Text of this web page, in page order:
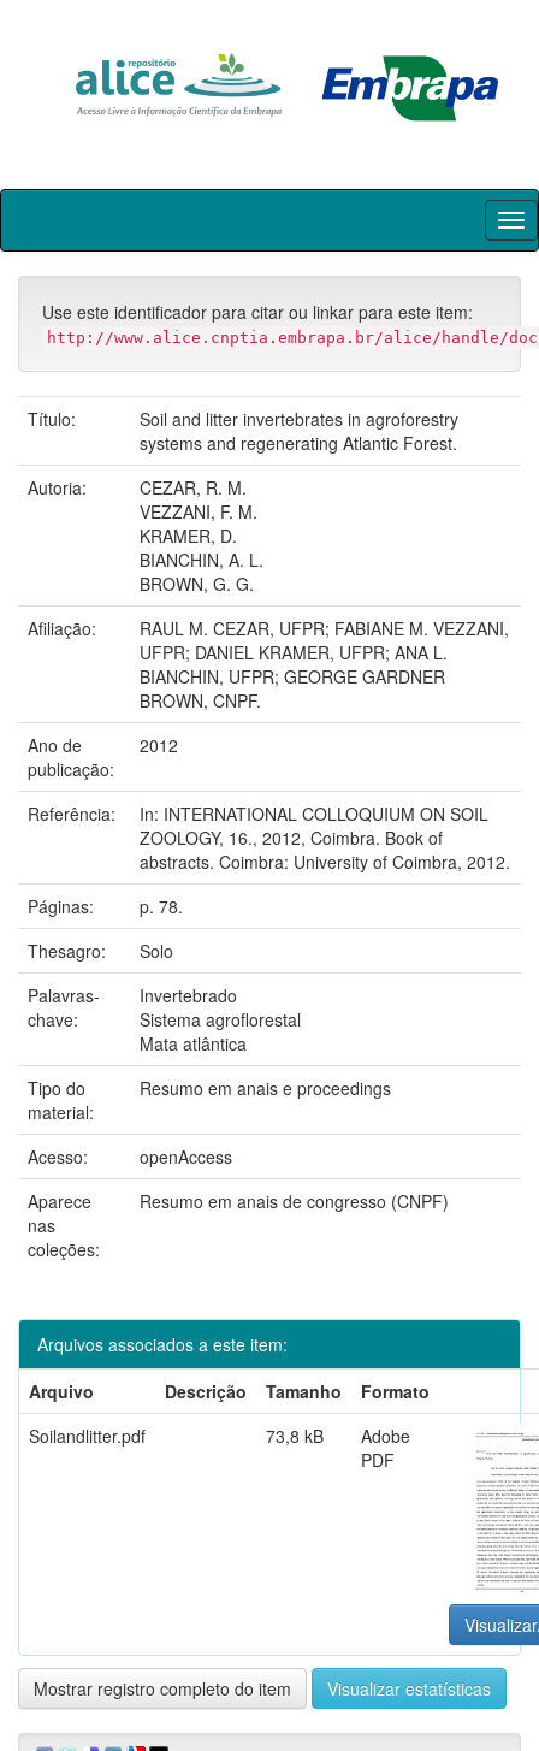
Skip
Use este identificador para citar ou linkar para este item:
http://www.alice.cnptia.embrapa.br/alice/handle/
Título:
Soil and litter invertebrates in agroforestry
systems and regenerating Atlantic Forest.
Autoria:
CEZAR, R. M.
VEZZANI, F. M.
KRAMER, D.
BIANCHIN, A. L.
BROWN, G. G.
Afiliação:
RAUL M. CEZAR, UFPR; FABIANE M. VEZZANI,
UFPR; DANIEL KRAMER, UFPR; ANA L.
BIANCHIN, UFPR; GEORGE GARDNER
BROWN, CNPF.
Ano de
publicação:
2012
Referência:
In: INTERNATIONAL COLLOQUIUM ON SOIL
ZOOLOGY, 16., 2012, Coimbra. Book of
abstracts. Coimbra: University of Coimbra, 2012.
Páginas:
p. 78.
Thesagro:
Solo
Palavras-
chave:
Invertebrado
Sistema agroflorestal
Mata atlântica
Tipo do
material:
Resumo em anais e proceedings
Acesso:
openAccess
Aparece
nas
coleções:
Resumo em anais de congresso (CNPF)
Arquivos associados a este item:
Arquivo
Descrição Tamanho
Formato
Soilandlitter.pdf
73,8 kB
Adobe
PDF
Mostrar registro completo do item Visualizar estatísticas